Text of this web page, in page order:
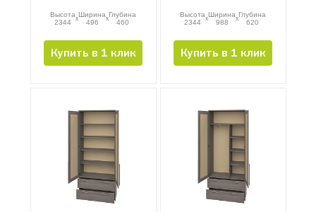
Высота
2344
xШирина
496
xГлубина
460
Купить в 1 клик
Высота
2344
xШирина
988
xГлубина
620
Купить в 1 клик